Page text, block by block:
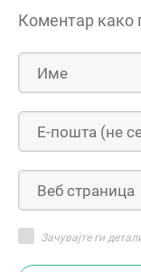
Коментар како
Зачувајте ги